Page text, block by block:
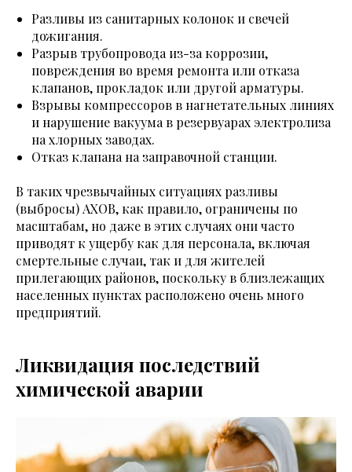
Разливы из санитарных колонок и свечей
дожигания.
Разрыв трубопровода из-за коррозии,
повреждения во время ремонта или отказа
клапанов, прокладок или другой арматуры.
Взрывы компрессоров в нагнетательных линиях
и нарушение вакуума в резервуарах электролиза
на хлорных заводах.
Отказ клапана на заправочной станции.
В таких чрезвычайных ситуациях разливы
(выбросы) АХОВ, как правило, ограничены по
масштабам, но даже в этих случаях они часто
приводят к ущербу как для персонала, включая
смертельные случаи, так и для жителей
прилегающих районов, поскольку в близлежащих
населенных пунктах расположено очень много
предприятий.
Ликвидация последствий
химической аварии